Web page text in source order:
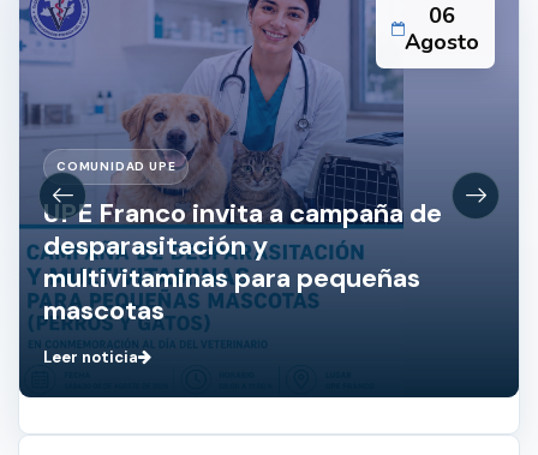
06
Agosto
COMUNIDAD UPE
UPE Franco invita a campaña de
desparasitación y
multivitaminas para pequeñas
mascotas
Leer noticia